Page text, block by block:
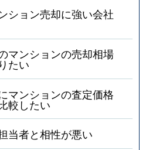
ション売却に強い会社
マンションの売却相場
たい
マンションの査定価格
較したい
当者と相性が悪い